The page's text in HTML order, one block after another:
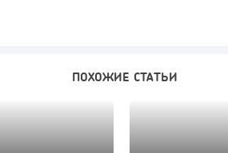
ПОХОЖИЕ СТАТЬИ